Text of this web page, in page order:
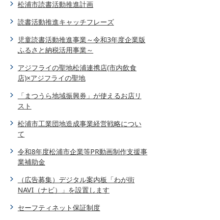
松浦市読書活動推進計画
読書活動推進キャッチフレーズ
児童読書活動推進事業～令和3年度企業版
ふるさと納税活用事業～
アジフライの聖地松浦連携店(市内飲食
店)×アジフライの聖地
「まつうら地域振興券」が使えるお店リ
スト
松浦市工業団地造成事業経営戦略につい
て
令和8年度松浦市企業等PR動画制作支援事
業補助金
（広告募集）デジタル案内板「わが街
NAVI（ナビ）」を設置します
セーフティネット保証制度